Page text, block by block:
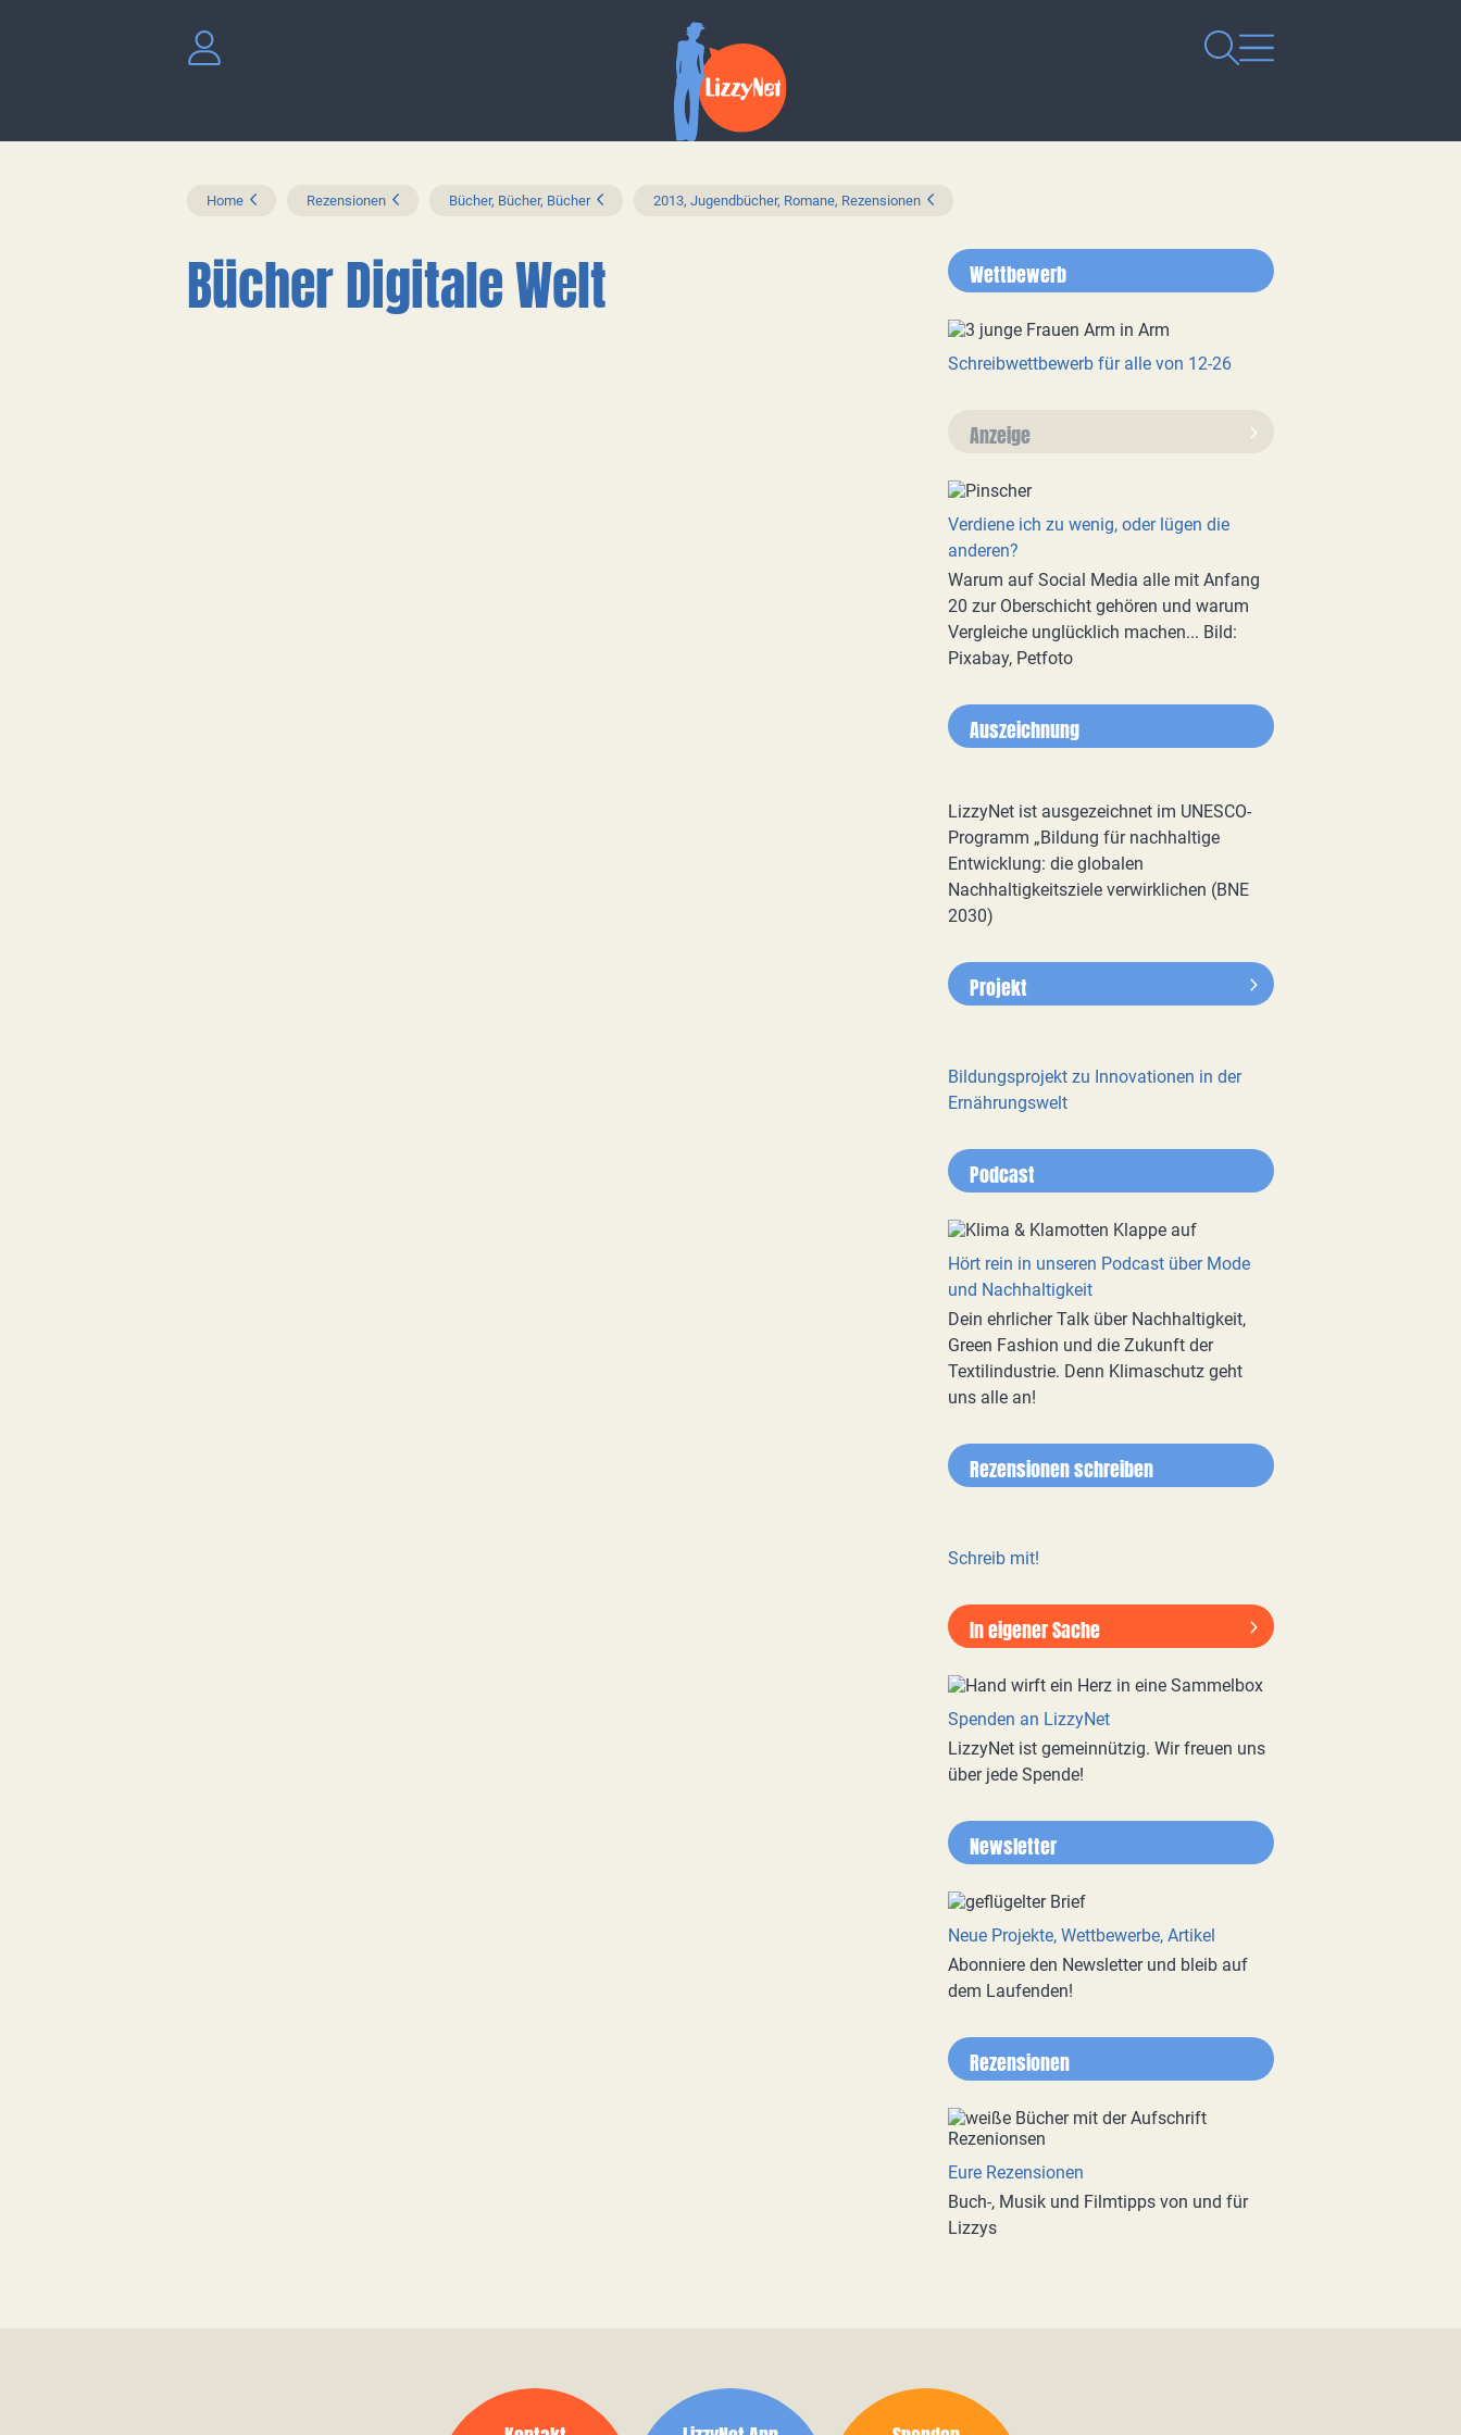
Home Rezensionen Bücher, Bücher, Bücher 2013, Jugendbücher, Romane, Rezensionen
Bücher Digitale Welt Wettbewerb
Schreibwettbewerb für alle von 12-26
Anzeige
Verdiene ich zu wenig, oder lügen die
anderen?
Warum auf Social Media alle mit Anfang
20 zur Oberschicht gehören und warum
Vergleiche unglücklich machen... Bild:
Pixabay, Petfoto
Auszeichnung
LizzyNet ist ausgezeichnet im UNESCO-
Programm „Bildung für nachhaltige
Entwicklung: die globalen
Nachhaltigkeitsziele verwirklichen (BNE
2030)
Projekt
Bildungsprojekt zu Innovationen in der
Ernährungswelt
Podcast
Hört rein in unseren Podcast über Mode
und Nachhaltigkeit
Dein ehrlicher Talk über Nachhaltigkeit,
Green Fashion und die Zukunft der
Textilindustrie. Denn Klimaschutz geht
uns alle an!
Rezensionen schreiben
Schreib mit!
In eigener Sache
Spenden an LizzyNet
LizzyNet ist gemeinnützig. Wir freuen uns
über jede Spende!
Newsletter
Neue Projekte, Wettbewerbe, Artikel
Abonniere den Newsletter und bleib auf
dem Laufenden!
Rezensionen
Eure Rezensionen
Buch-, Musik und Filmtipps von und für
Lizzys